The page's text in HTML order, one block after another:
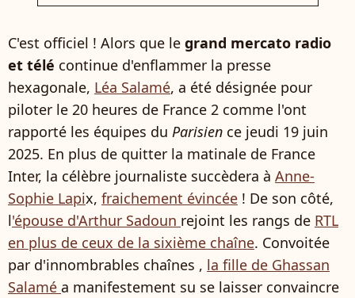
C'est officiel ! Alors que le grand mercato radio
et télé continue d'enflammer la presse
hexagonale, Léa Salamé, a été désignée pour
piloter le 20 heures de France 2 comme l'ont
rapporté les équipes du Parisien ce jeudi 19 juin
2025. En plus de quitter la matinale de France
Inter, la célèbre journaliste succèdera à Anne-
Sophie Lapix, fraichement évincée ! De son côté,
l'épouse d'Arthur Sadoun rejoint les rangs de RTL
en plus de ceux de la sixième chaîne. Convoitée
par d'innombrables chaînes , la fille de Ghassan
Salamé a manifestement su se laisser convaincre